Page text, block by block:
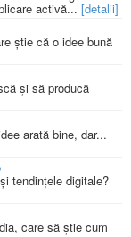
activă... [detalii]
știe că o idee bună
și să producă
arată bine, dar...
tendințele digitale?
care să știe cum